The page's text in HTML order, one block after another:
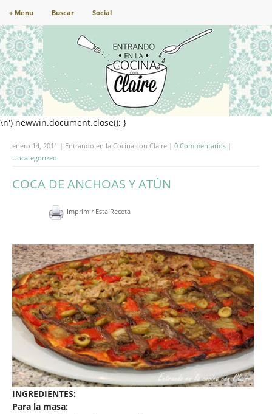
+ Menu Buscar Social
\n') newwin.document.close(); }
enero 14, 2011 | Entrando en la Cocina con Claire | 0 Commentarios |
Uncategorized
COCA DE ANCHOAS Y ATÚN
Imprimir Esta Receta
INGREDIENTES:
Para la masa: